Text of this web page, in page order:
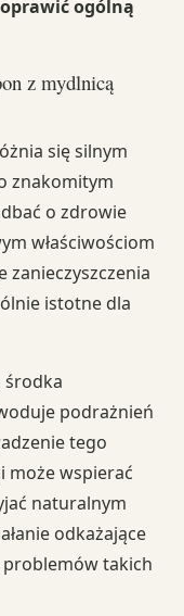
ogólną
z mydlnicą
się silnym
znakomitym
o zdrowie
właściwościom
zanieczyszczenia
istotne dla
środka
podrażnień
tego
może wspierać
naturalnym
odkażające
problemów takich